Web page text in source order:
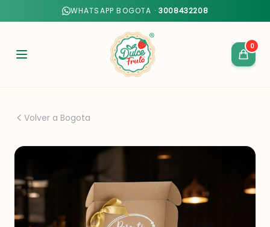
WHATSAPP BOGOTA ·3008432208
0
Volver a Bogota